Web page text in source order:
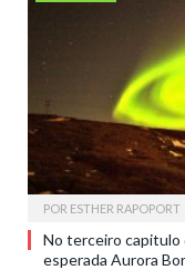
POR ESTHER RAPOPORT
No terceiro capitulo
esperada Aurora